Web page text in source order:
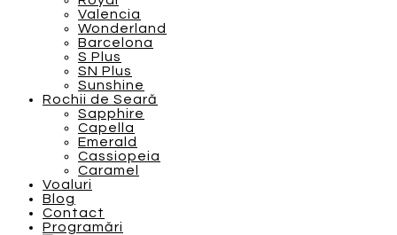
Valencia
Wonderland
Barcelona
S Plus
SN Plus
Sunshine
Rochii de Seară
Sapphire
Capella
Emerald
Cassiopeia
Caramel
Voaluri
Blog
Contact
Programări